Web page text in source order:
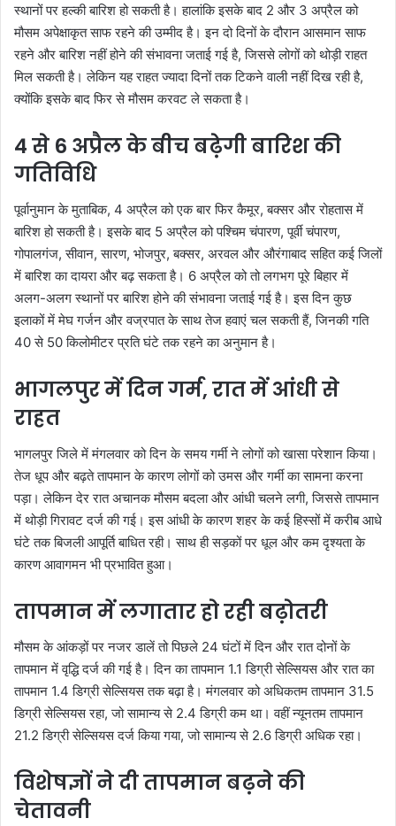
स्थानों पर हल्की बारिश हो सकती है। हालांकि इसके बाद 2 और 3 अप्रैल को
मौसम अपेक्षाकृत साफ रहने की उम्मीद है। इन दो दिनों के दौरान आसमान साफ
रहने और बारिश नहीं होने की संभावना जताई गई है, जिससे लोगों को थोड़ी राहत
मिल सकती है। लेकिन यह राहत ज्यादा दिनों तक टिकने वाली नहीं दिख रही है,
क्योंकि इसके बाद फिर से मौसम करवट ले सकता है।
4 से 6 अप्रैल के बीच बढ़ेगी बारिश की
गतिविधि
पूर्वानुमान के मुताबिक, 4 अप्रैल को एक बार फिर कैमूर, बक्सर और रोहतास में
बारिश हो सकती है। इसके बाद 5 अप्रैल को पश्चिम चंपारण, पूर्वी चंपारण,
गोपालगंज, सीवान, सारण, भोजपुर, बक्सर, अरवल और औरंगाबाद सहित कई जिलों
में बारिश का दायरा और बढ़ सकता है। 6 अप्रैल को तो लगभग पूरे बिहार में
अलग-अलग स्थानों पर बारिश होने की संभावना जताई गई है। इस दिन कुछ
इलाकों में मेघ गर्जन और वज्रपात के साथ तेज हवाएं चल सकती हैं, जिनकी गति
40 से 50 किलोमीटर प्रति घंटे तक रहने का अनुमान है।
भागलपुर में दिन गर्म, रात में आंधी से
राहत
भागलपुर जिले में मंगलवार को दिन के समय गर्मी ने लोगों को खासा परेशान किया।
तेज धूप और बढ़ते तापमान के कारण लोगों को उमस और गर्मी का सामना करना
पड़ा। लेकिन देर रात अचानक मौसम बदला और आंधी चलने लगी, जिससे तापमान
में थोड़ी गिरावट दर्ज की गई। इस आंधी के कारण शहर के कई हिस्सों में करीब आधे
घंटे तक बिजली आपूर्ति बाधित रही। साथ ही सड़कों पर धूल और कम दृश्यता के
कारण आवागमन भी प्रभावित हुआ।
तापमान में लगातार हो रही बढ़ोतरी
मौसम के आंकड़ों पर नजर डालें तो पिछले 24 घंटों में दिन और रात दोनों के
तापमान में वृद्धि दर्ज की गई है। दिन का तापमान 1.1 डिग्री सेल्सियस और रात का
तापमान 1.4 डिग्री सेल्सियस तक बढ़ा है। मंगलवार को अधिकतम तापमान 31.5
डिग्री सेल्सियस रहा, जो सामान्य से 2.4 डिग्री कम था। वहीं न्यूनतम तापमान
21.2 डिग्री सेल्सियस दर्ज किया गया, जो सामान्य से 2.6 डिग्री अधिक रहा।
विशेषज्ञों ने दी तापमान बढ़ने की
चेतावनी